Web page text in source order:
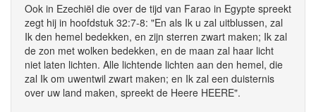
Ook in Ezechiël die over de tijd van Farao in Egypte spreekt
zegt hij in hoofdstuk 32:7-8: "En als Ik u zal uitblussen, zal
Ik den hemel bedekken, en zijn sterren zwart maken; Ik zal
de zon met wolken bedekken, en de maan zal haar licht
niet laten lichten. Alle lichtende lichten aan den hemel, die
zal Ik om uwentwil zwart maken; en Ik zal een duisternis
over uw land maken, spreekt de Heere HEERE".